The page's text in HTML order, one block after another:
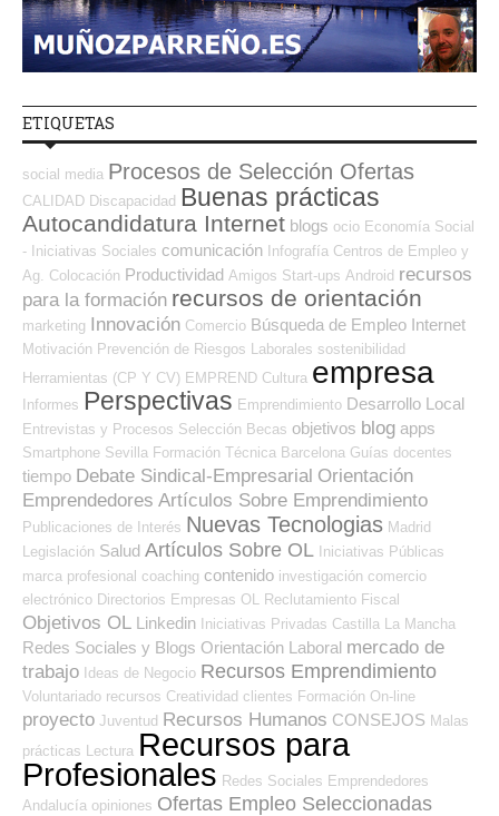
ETIQUETAS
social media Procesos de Selección Ofertas
CALIDAD Discapacidad Buenas prácticas
Autocandidatura Internet blogs ocio Economía Social
- Iniciativas Sociales comunicación Infografía Centros de Empleo y
Ag. Colocación Productividad Amigos Start-ups Android recursos
para la formación recursos de orientación
marketing Innovación Comercio Búsqueda de Empleo Internet
Motivación Prevención de Riesgos Laborales sostenibilidad
Herramientas (CP Y CV) EMPREND Cultura empresa
Informes Perspectivas Emprendimiento Desarrollo Local
Entrevistas y Procesos Selección Becas objetivos blog apps
Smartphone Sevilla Formación Técnica Barcelona Guías docentes
tiempo Debate Sindical-Empresarial Orientación
Emprendedores Artículos Sobre Emprendimiento
Publicaciones de Interés Nuevas Tecnologias Madrid
Legislación Salud Artículos Sobre OL Iniciativas Públicas
marca profesional coaching contenido investigación comercio
electrónico Directorios Empresas OL Reclutamiento Fiscal
Objetivos OL Linkedin Iniciativas Privadas Castilla La Mancha
Redes Sociales y Blogs Orientación Laboral mercado de
trabajo Ideas de Negocio Recursos Emprendimiento
Voluntariado recursos Creatividad clientes Formación On-line
proyecto Juventud Recursos Humanos CONSEJOS Malas
prácticas Lectura Recursos para
Profesionales Redes Sociales Emprendedores
Andalucía opiniones Ofertas Empleo Seleccionadas